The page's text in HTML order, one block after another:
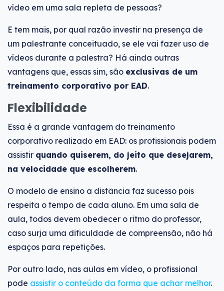
vídeo em uma sala repleta de pessoas?
E tem mais, por qual razão investir na presença de
um palestrante conceituado, se ele vai fazer uso de
vídeos durante a palestra? Há ainda outras
vantagens que, essas sim, são exclusivas de um
treinamento corporativo por EAD.
Flexibilidade
Essa é a grande vantagem do treinamento
corporativo realizado em EAD: os profissionais podem
assistir quando quiserem, do jeito que desejarem,
na velocidade que escolherem.
O modelo de ensino a distância faz sucesso pois
respeita o tempo de cada aluno. Em uma sala de
aula, todos devem obedecer o ritmo do professor,
caso surja uma dificuldade de compreensão, não há
espaços para repetições.
Por outro lado, nas aulas em vídeo, o profissional
pode assistir o conteúdo da forma que achar melhor.